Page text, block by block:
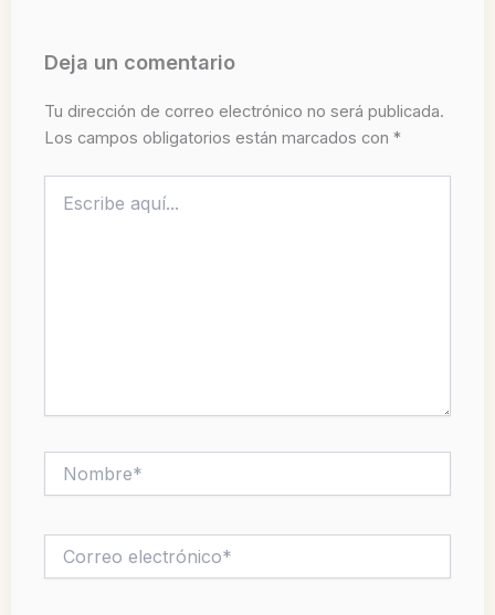
Deja un comentario
Tu dirección de correo electrónico no será publicada.
Los campos obligatorios están marcados con *
aquí...
electrónico*